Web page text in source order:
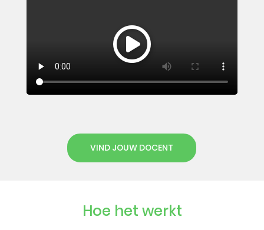
VIND JOUW DOCENT
Hoe het werkt